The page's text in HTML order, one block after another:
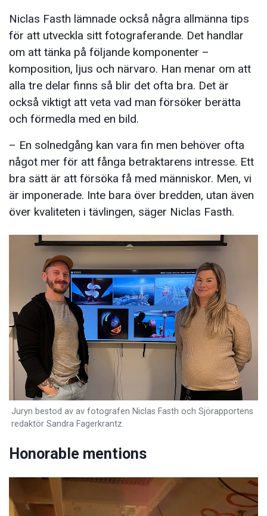
Niclas Fasth lämnade också några allmänna tips
för att utveckla sitt fotograferande. Det handlar
om att tänka på följande komponenter –
komposition, ljus och närvaro. Han menar om att
alla tre delar finns så blir det ofta bra. Det är
också viktigt att veta vad man försöker berätta
och förmedla med en bild.
– En solnedgång kan vara fin men behöver ofta
något mer för att fånga betraktarens intresse. Ett
bra sätt är att försöka få med människor. Men, vi
är imponerade. Inte bara över bredden, utan även
över kvaliteten i tävlingen, säger Niclas Fasth.
Juryn bestod av av fotografen Niclas Fasth och Sjörapportens
redaktör Sandra Fagerkrantz.
Honorable mentions